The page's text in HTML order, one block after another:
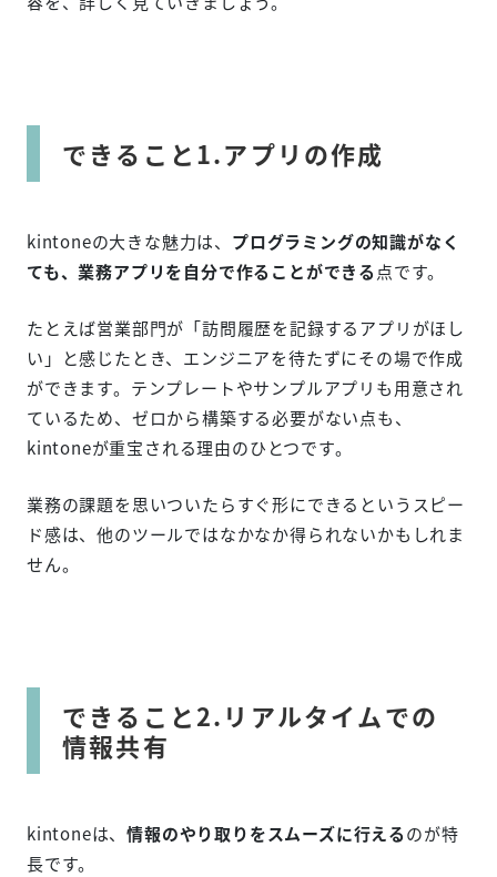
できること1.アプリの作成
kintoneの大きな魅力は、 プログラミングの知識がなく
ても、業務アプリを自分で作ることができる 点です。
たとえば営業部門が「訪問履歴を記録するアプリがほし
い」と感じたとき、エンジニアを待たずにその場で作成
ができます。テンプレートやサンプルアプリも用意され
ているため、ゼロから構築する必要がない点も、
kintoneが重宝される理由のひとつです。
業務の課題を思いついたらすぐ形にできるというスピー
ド感は、他のツールではなかなか得られないかもしれま
せん。
できること2.リアルタイムでの
情報共有
kintoneは、情報のやり取りをスムーズに行えるのが特
長です。